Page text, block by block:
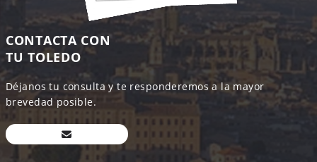
CONTACTA CON
TU TOLEDO
Déjanos tu consulta y te responderemos a la mayor
brevedad posible.